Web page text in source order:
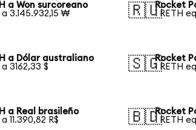
a Won surcoreano
a 3.145.932,15 ₩
🇷🇺Rocket
1 RETH
a Dólar australiano
3162,33 $
🇸🇬Rocket
1 RETH
a Real brasileño
11.390,82 R$
🇧🇩Rocket
1 RETH